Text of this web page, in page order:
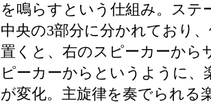
を鳴らすという仕組み。ステ
中央の3部分に分かれており
置くと、右のスピーカーから
ピーカーからというように、
が変化。主旋律を奏でられる